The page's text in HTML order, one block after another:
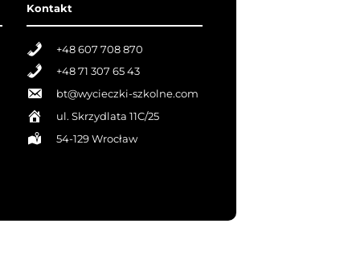
Kontakt
+48 607 708 870
+48 71 307 65 43
bt@wycieczki-szkolne.com
ul. Skrzydlata 11C/25
54-129 Wrocław